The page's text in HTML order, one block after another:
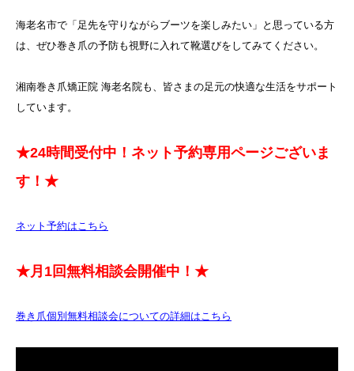
海老名市で「足先を守りながらブーツを楽しみたい」と思っている方
は、ぜひ巻き爪の予防も視野に入れて靴選びをしてみてください。
湘南巻き爪矯正院 海老名院も、皆さまの足元の快適な生活をサポート
しています。
★24時間受付中！ネット予約専用ページございま
す！★
ネット予約はこちら
★月1回無料相談会開催中！★
巻き爪個別無料相談会についての詳細はこちら